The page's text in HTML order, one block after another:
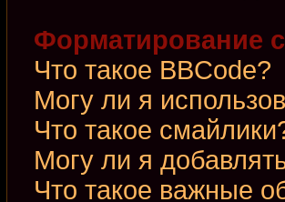
Форматирование
Что такое BBCode?
Могу ли я
Что такое
Могу ли я
Что такое важные